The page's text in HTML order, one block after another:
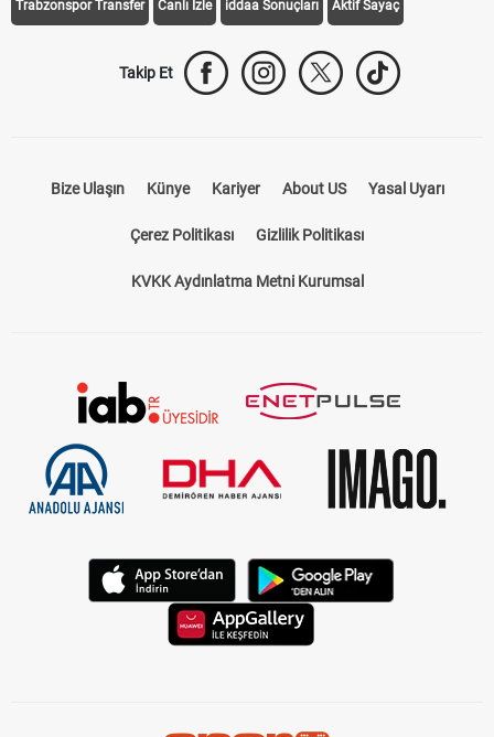
Trabzonspor Transfer Canlı İzle iddaa Sonuçları Aktif Sayaç
Takip Et
Bize Ulaşın Künye Kariyer About US Yasal Uyarı
Çerez Politikası Gizlilik Politikası
KVKK Aydınlatma Metni Kurumsal